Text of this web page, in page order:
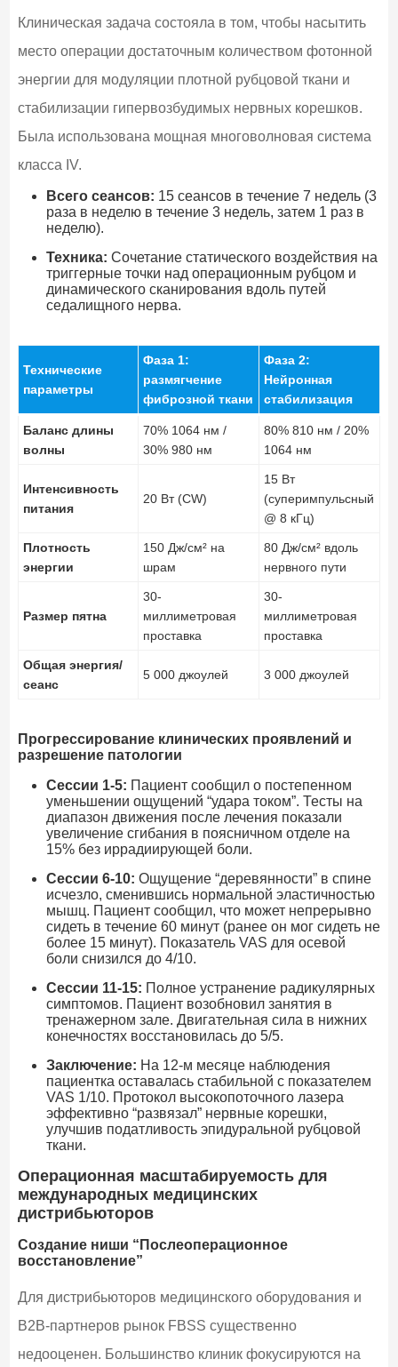
Клиническая задача состояла в том, чтобы насытить
место операции достаточным количеством фотонной
энергии для модуляции плотной рубцовой ткани и
стабилизации гипервозбудимых нервных корешков.
Была использована мощная многоволновая система
класса IV.
Всего сеансов: 15 сеансов в течение 7 недель (3
раза в неделю в течение 3 недель, затем 1 раз в
неделю).
Техника: Сочетание статического воздействия на
триггерные точки над операционным рубцом и
динамического сканирования вдоль путей
седалищного нерва.
Технические
параметры
Фаза 1:
размягчение
фиброзной ткани
Фаза 2:
Нейронная
стабилизация
Баланс длины
волны
70% 1064 нм /
30% 980 нм
80% 810 нм / 20%
1064 нм
Интенсивность
питания
20 Вт (CW)
15 Вт
(суперимпульсный
@ 8 кГц)
Плотность
энергии
150 Дж/см² на
шрам
80 Дж/см² вдоль
нервного пути
Размер пятна
30-
миллиметровая
проставка
30-
миллиметровая
проставка
Общая энергия/
сеанс
5 000 джоулей 3 000 джоулей
Прогрессирование клинических проявлений и
разрешение патологии
Сессии 1-5: Пациент сообщил о постепенном
уменьшении ощущений “удара током”. Тесты на
диапазон движения после лечения показали
увеличение сгибания в поясничном отделе на
15% без иррадиирующей боли.
Сессии 6-10: Ощущение “деревянности” в спине
исчезло, сменившись нормальной эластичностью
мышц. Пациент сообщил, что может непрерывно
сидеть в течение 60 минут (ранее он мог сидеть не
более 15 минут). Показатель VAS для осевой
боли снизился до 4/10.
Сессии 11-15: Полное устранение радикулярных
симптомов. Пациент возобновил занятия в
тренажерном зале. Двигательная сила в нижних
конечностях восстановилась до 5/5.
Заключение: На 12-м месяце наблюдения
пациентка оставалась стабильной с показателем
VAS 1/10. Протокол высокопоточного лазера
эффективно “развязал” нервные корешки,
улучшив податливость эпидуральной рубцовой
ткани.
Операционная масштабируемость для
международных медицинских
дистрибьюторов
Создание ниши “Послеоперационное
восстановление”
Для дистрибьюторов медицинского оборудования и
B2B-партнеров рынок FBSS существенно
недооценен. Большинство клиник фокусируются на